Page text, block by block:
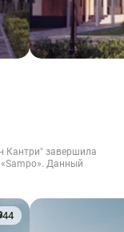
Кантри" завершила
Данный
44